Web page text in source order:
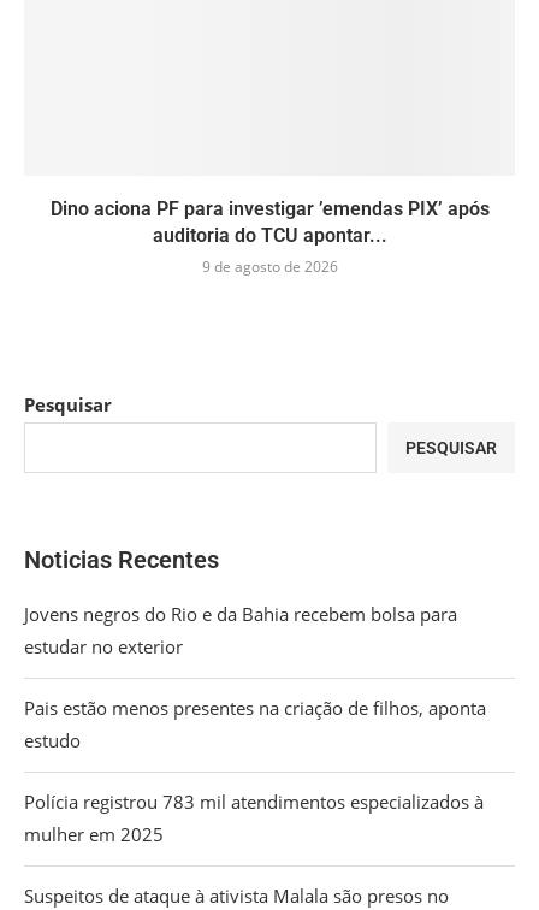
Dino aciona PF para investigar ’emendas PIX’ após
auditoria do TCU apontar...
9 de agosto de 2026
Pesquisar
PESQUISAR
Noticias Recentes
Jovens negros do Rio e da Bahia recebem bolsa para
estudar no exterior
Pais estão menos presentes na criação de filhos, aponta
estudo
Polícia registrou 783 mil atendimentos especializados à
mulher em 2025
Suspeitos de ataque à ativista Malala são presos no